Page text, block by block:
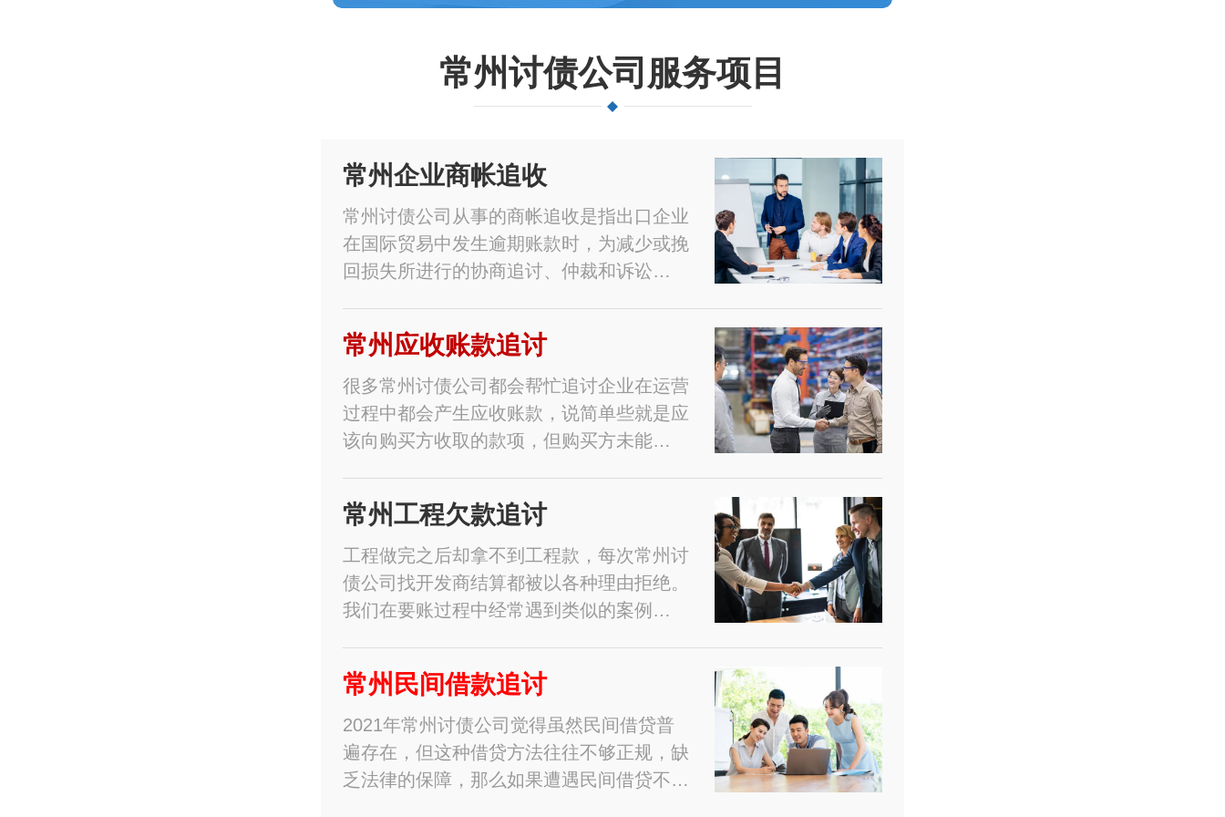
常州讨债公司服务项目
常州企业商帐追收
常州讨债公司从事的商帐追收是指出口企业
在国际贸易中发生逾期账款时，为减少或挽
回损失所进行的协商追讨、仲裁和诉讼…
常州应收账款追讨
很多常州讨债公司都会帮忙追讨企业在运营
过程中都会产生应收账款，说简单些就是应
该向购买方收取的款项，但购买方未能…
常州工程欠款追讨
工程做完之后却拿不到工程款，每次常州讨
债公司找开发商结算都被以各种理由拒绝。
我们在要账过程中经常遇到类似的案例…
常州民间借款追讨
2021年常州讨债公司觉得虽然民间借贷普
遍存在，但这种借贷方法往往不够正规，缺
乏法律的保障，那么如果遭遇民间借贷不…